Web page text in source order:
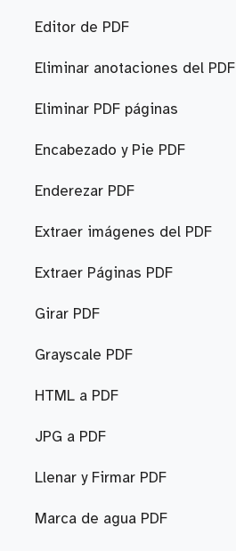
Editor de PDF
Eliminar anotaciones del PDF
Eliminar PDF páginas
Encabezado y Pie PDF
Enderezar PDF
Extraer imágenes del PDF
Extraer Páginas PDF
Girar PDF
Grayscale PDF
HTML a PDF
JPG a PDF
Llenar y Firmar PDF
Marca de agua PDF